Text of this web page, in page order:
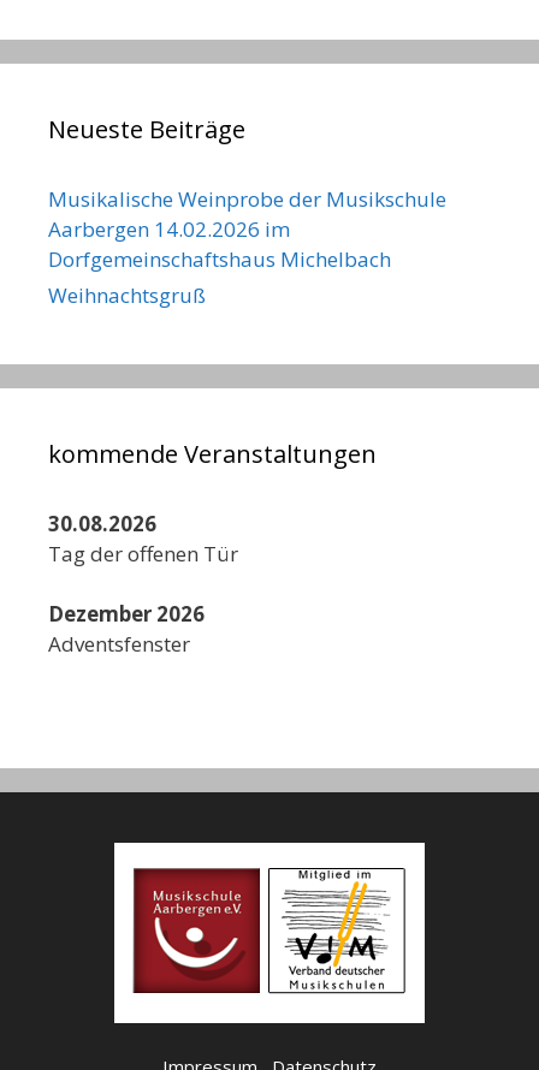
Neueste Beiträge
Musikalische Weinprobe der Musikschule
Aarbergen 14.02.2026 im
Dorfgemeinschaftshaus Michelbach
Weihnachtsgruß
kommende Veranstaltungen
30.08.2026
Tag der offenen Tür
Dezember 2026
Adventsfenster